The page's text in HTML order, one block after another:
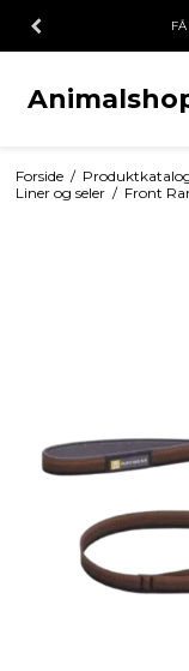
Forside /
Liner og seler / Front